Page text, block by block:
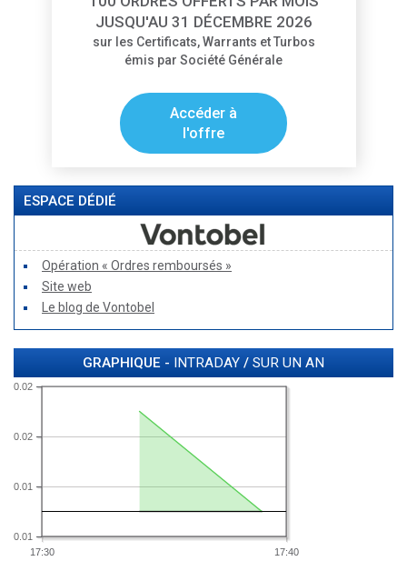
JUSQU'AU 31 DÉCEMBRE 2026
sur les Certificats, Warrants et Turbos
émis par Société Générale
Accéder à
l'offre
ESPACE DÉDIÉ
Opération « Ordres remboursés »
Site web
Le blog de Vontobel
GRAPHIQUE - INTRADAY / SUR UN AN
17:30 17:40
0.01
0.01
0.02
0.02